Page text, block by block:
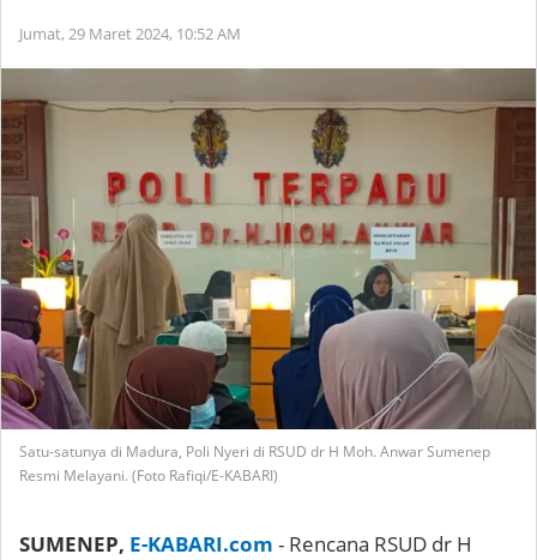
Jumat, 29 Maret 2024, 10:52 AM
Satu-satunya di Madura, Poli Nyeri di RSUD dr H Moh. Anwar Sumenep
Resmi Melayani. (Foto Rafiqi/E-KABARI)
SUMENEP, E-KABARI.com - Rencana RSUD dr H